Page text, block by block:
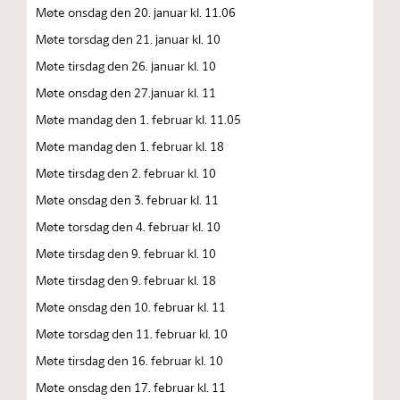
Møte onsdag den 20. januar kl. 11.06
Møte torsdag den 21. januar kl. 10
Møte tirsdag den 26. januar kl. 10
Møte onsdag den 27.januar kl. 11
Møte mandag den 1. februar kl. 11.05
Møte mandag den 1. februar kl. 18
Møte tirsdag den 2. februar kl. 10
Møte onsdag den 3. februar kl. 11
Møte torsdag den 4. februar kl. 10
Møte tirsdag den 9. februar kl. 10
Møte tirsdag den 9. februar kl. 18
Møte onsdag den 10. februar kl. 11
Møte torsdag den 11. februar kl. 10
Møte tirsdag den 16. februar kl. 10
Møte onsdag den 17. februar kl. 11